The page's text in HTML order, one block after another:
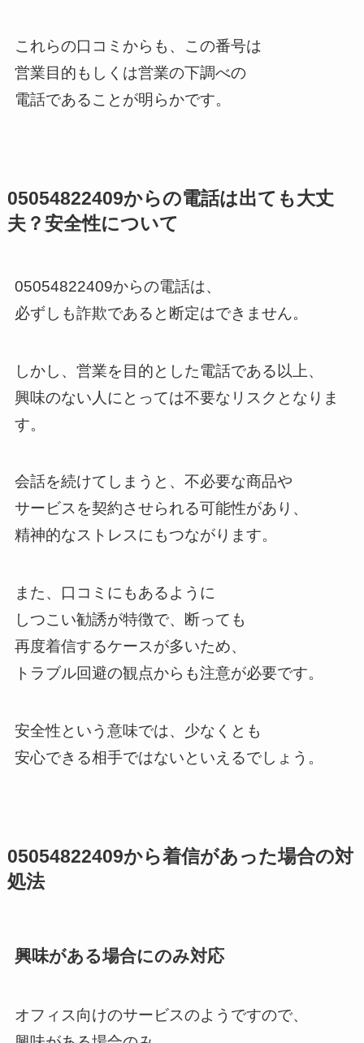
これらの口コミからも、この番号は
営業目的もしくは営業の下調べの
電話であることが明らかです。
05054822409からの電話は出ても大丈
夫？安全性について
05054822409からの電話は、
必ずしも詐欺であると断定はできません。
しかし、営業を目的とした電話である以上、
興味のない人にとっては不要なリスクとなりま
す。
会話を続けてしまうと、不必要な商品や
サービスを契約させられる可能性があり、
精神的なストレスにもつながります。
また、口コミにもあるように
しつこい勧誘が特徴で、断っても
再度着信するケースが多いため、
トラブル回避の観点からも注意が必要です。
安全性という意味では、少なくとも
安心できる相手ではないといえるでしょう。
05054822409から着信があった場合の対
処法
興味がある場合にのみ対応
オフィス向けのサービスのようですので、